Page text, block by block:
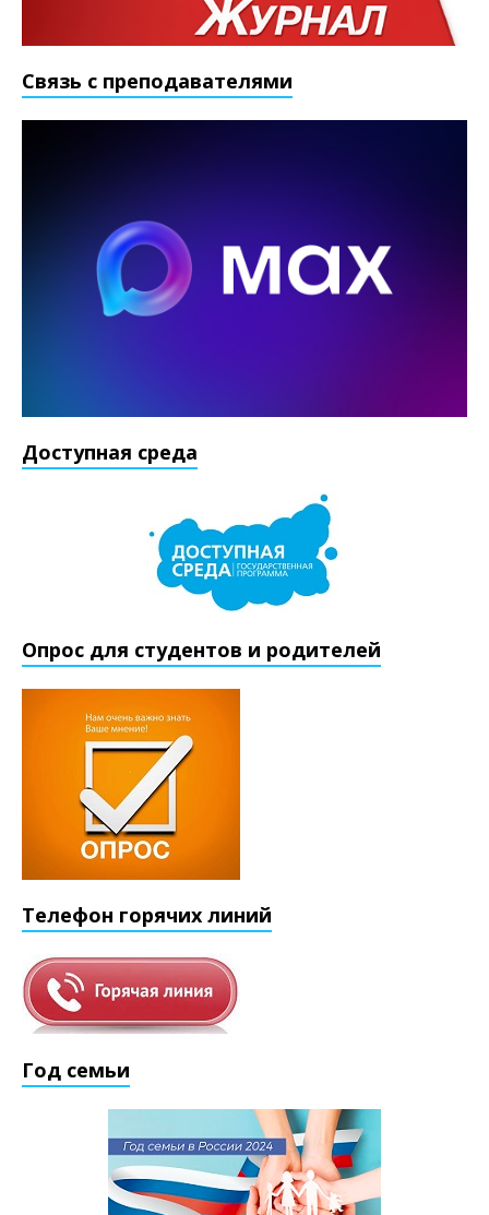
Связь с преподавателями
Доступная среда
Опрос для студентов и родителей
Телефон горячих линий
Год семьи